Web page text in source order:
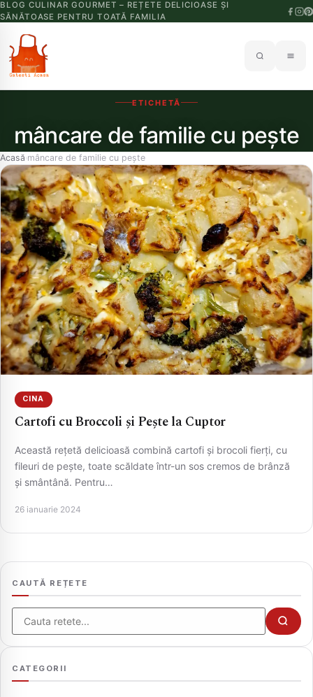
BLOG CULINAR GOURMET – REȚETE DELICIOASE ȘI
SĂNĂTOASE PENTRU TOATĂ FAMILIA
ETICHETĂ
mâncare de familie cu pește
Acasă›mâncare de familie cu pește
CINA
Cartofi cu Broccoli și Pește la Cuptor
Această rețetă delicioasă combină cartofi și brocoli fierți, cu
fileuri de pește, toate scăldate într-un sos cremos de brânză
și smântână. Pentru…
26 ianuarie 2024
CAUTĂ REȚETE
Cauta
CATEGORII